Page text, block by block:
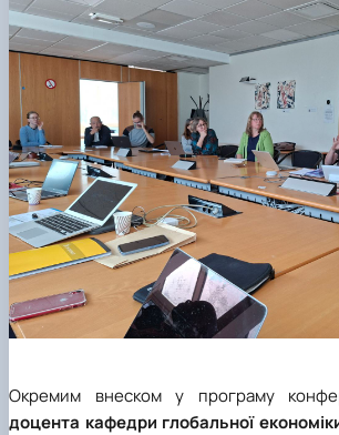
Окремим внеском у програму
доцента кафедри глобальної